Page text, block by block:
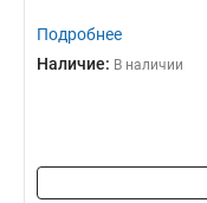
Подробнее
Наличие: В наличии